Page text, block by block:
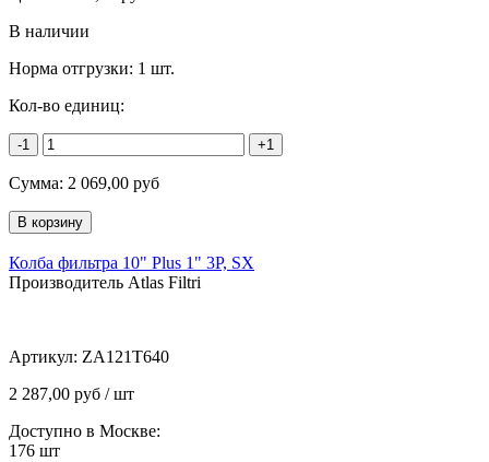
В наличии
Норма отгрузки: 1 шт.
Кол-во единиц:
-1 +1
Сумма: 2 069,00 руб
Колба фильтра 10" Plus 1" 3P, SX
Производитель Atlas Filtri
Артикул: ZA121T640
2 287,00 руб / шт
Доступно в Москве:
176 шт